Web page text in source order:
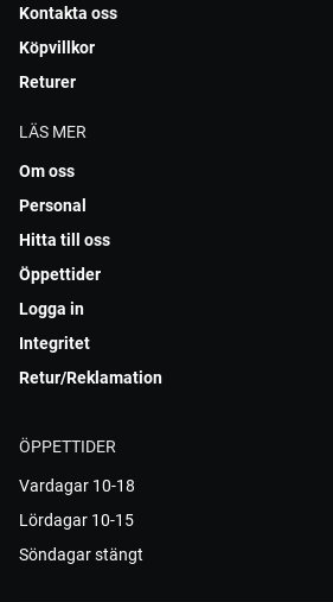
Kontakta oss
Köpvillkor
Returer
LÄS MER
Om oss
Personal
Hitta till oss
Öppettider
Logga in
Integritet
Retur/Reklamation
ÖPPETTIDER
Vardagar 10-18
Lördagar 10-15
Söndagar stängt